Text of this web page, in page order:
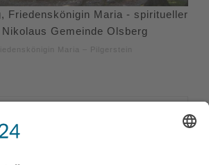
Friedenskönigin Maria - spiritueller
Gemeinde Olsberg
Maria – Pilgerstein